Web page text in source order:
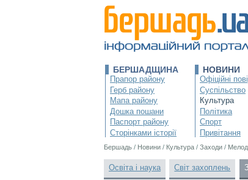
БЕРШАДЩИНА
Прапор району
Герб району
Мапа району
Дошка пошани
Паспорт району
Сторінками історії
НОВИНИ
Офіційні
Суспільство
Культура
Політика
Спорт
Привітання
Бершадь / Новини / Культура / Заходи /
Освіта і наука Світ захоплень